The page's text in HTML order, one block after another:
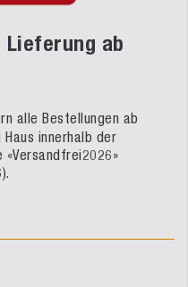
ab
alle Bestellungen ab
innerhalb der